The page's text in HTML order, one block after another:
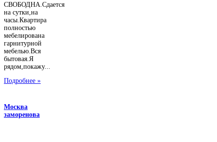
СВОБОДНА.Сдается
на сутки,на
часы.Квартира
полностью
мебелирована
гарнитурной
мебелью.Вся
бытовая.Я
рядом,покажу...
Подробнее »
Москва
заморенова